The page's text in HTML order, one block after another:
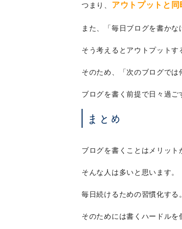
つまり、 アウトプットと
また、「毎日ブログを書かな
そう考えるとアウトプットす
そのため、「次のブログで
ブログを書く前提で日々過
まとめ
ブログを書くことはメリット
そんな人は多いと思います。
毎日続けるための習慣化する。
そのためには書くハードルを